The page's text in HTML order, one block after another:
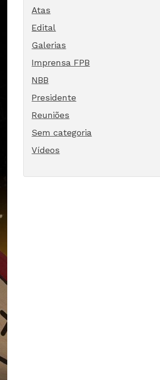
Atas
Edital
Galerias
Imprensa FPB
NBB
Presidente
Reuniões
Sem categoria
Vídeos